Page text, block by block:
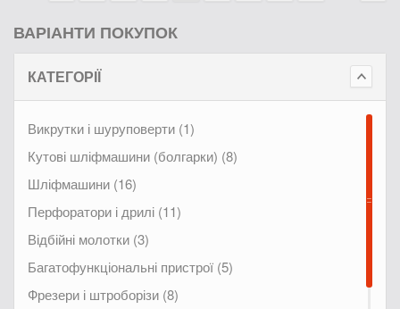
ВАРІАНТИ ПОКУПОК
КАТЕГОРІЇ
Викрутки і шуруповерти (1)
Кутові шліфмашини (болгарки) (8)
Шліфмашини (16)
Перфоратори і дрилі (11)
Відбійні молотки (3)
Багатофункціональні пристрої (5)
Фрезери і штроборізи (8)